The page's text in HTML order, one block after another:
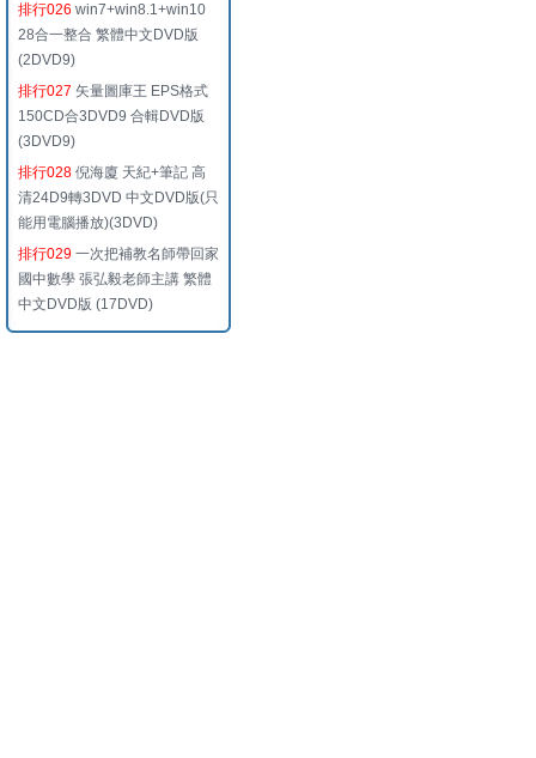
排行026 win7+win8.1+win10
28合一整合 繁體中文DVD版
(2DVD9)
排行027 矢量圖庫王 EPS格式
150CD合3DVD9 合輯DVD版
(3DVD9)
排行028 倪海廈 天紀+筆記 高
清24D9轉3DVD 中文DVD版(只
能用電腦播放)(3DVD)
排行029 一次把補教名師帶回家
國中數學 張弘毅老師主講 繁體
中文DVD版 (17DVD)